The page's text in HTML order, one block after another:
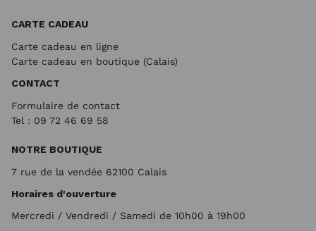
CARTE CADEAU
Carte cadeau en ligne
Carte cadeau en boutique (Calais)
CONTACT
Formulaire de contact
Tel : 09 72 46 69 58
NOTRE BOUTIQUE
7 rue de la vendée 62100 Calais
Horaires d'ouverture
Mercredi / Vendredi / Samedi de 10h00 à 19h00